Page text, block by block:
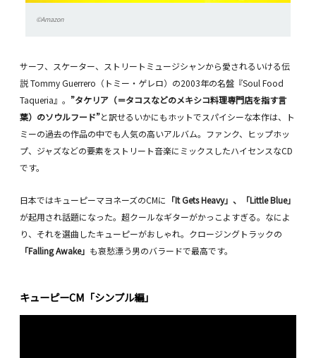
©Amazon
サーフ、スケーター、ストリートミュージシャンから愛されるいける伝
説 Tommy Guerrero（トミー・ゲレロ）の2003年の名盤『Soul Food
Taqueria』。 ”タケリア（＝タコスなどのメキシコ料理専門店を指す言
葉）のソウルフード”と訳せるいかにもホットでスパイシーな本作は、ト
ミーの過去の作品の中でも人気の高いアルバム。ファンク、ヒップホッ
プ、ジャズなどの要素をストリート音楽にミックスしたハイセンスなCD
です。
日本ではキューピーマヨネーズのCMに 「It Gets Heavy」、「Little Blue」
が起用され話題になった。超クールなギターがかっこよすぎる。なによ
り、それを選曲したキューピーがおしゃれ。クロージングトラックの
「Falling Awake」 も哀愁漂う男のバラードで最高です。
キューピーCM「シンプル編」